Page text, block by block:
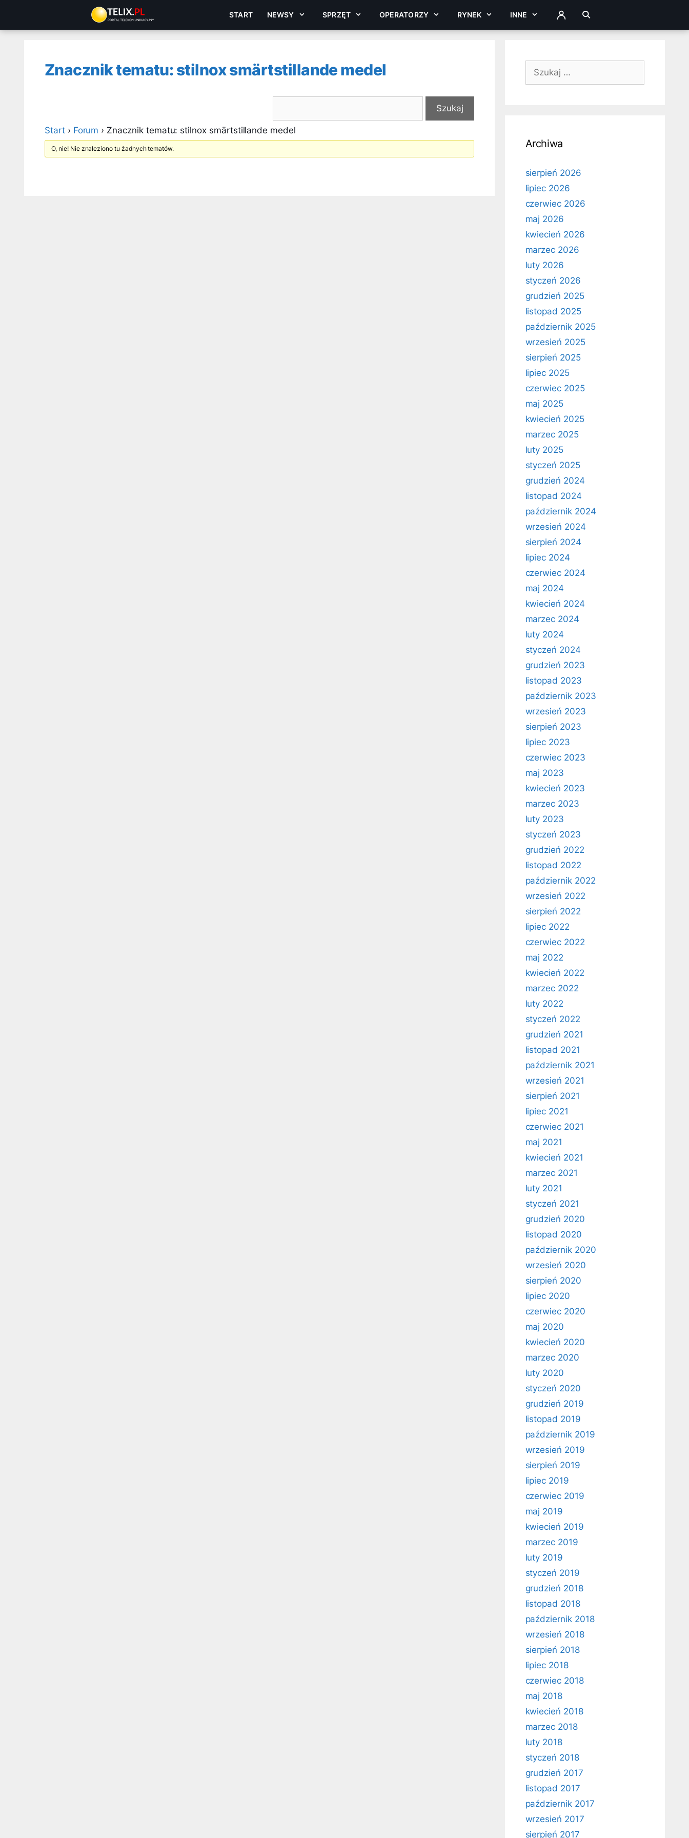
treści
START NEWSY SPRZĘT OPERATORZY RYNEK INNE ZALOGUJ
Znacznik tematu: stilnox smärtstillande medel
Start › Forum › Znacznik tematu: stilnox smärtstillande medel
O, nie! Nie znaleziono tu żadnych tematów.
Szukaj:
Archiwa
sierpień 2026
lipiec 2026
czerwiec 2026
maj 2026
kwiecień 2026
marzec 2026
luty 2026
styczeń 2026
grudzień 2025
listopad 2025
październik 2025
wrzesień 2025
sierpień 2025
lipiec 2025
czerwiec 2025
maj 2025
kwiecień 2025
marzec 2025
luty 2025
styczeń 2025
grudzień 2024
listopad 2024
październik 2024
wrzesień 2024
sierpień 2024
lipiec 2024
czerwiec 2024
maj 2024
kwiecień 2024
marzec 2024
luty 2024
styczeń 2024
grudzień 2023
listopad 2023
październik 2023
wrzesień 2023
sierpień 2023
lipiec 2023
czerwiec 2023
maj 2023
kwiecień 2023
marzec 2023
luty 2023
styczeń 2023
grudzień 2022
listopad 2022
październik 2022
wrzesień 2022
sierpień 2022
lipiec 2022
czerwiec 2022
maj 2022
kwiecień 2022
marzec 2022
luty 2022
styczeń 2022
grudzień 2021
listopad 2021
październik 2021
wrzesień 2021
sierpień 2021
lipiec 2021
czerwiec 2021
maj 2021
kwiecień 2021
marzec 2021
luty 2021
styczeń 2021
grudzień 2020
listopad 2020
październik 2020
wrzesień 2020
sierpień 2020
lipiec 2020
czerwiec 2020
maj 2020
kwiecień 2020
marzec 2020
luty 2020
styczeń 2020
grudzień 2019
listopad 2019
październik 2019
wrzesień 2019
sierpień 2019
lipiec 2019
czerwiec 2019
maj 2019
kwiecień 2019
marzec 2019
luty 2019
styczeń 2019
grudzień 2018
listopad 2018
październik 2018
wrzesień 2018
sierpień 2018
lipiec 2018
czerwiec 2018
maj 2018
kwiecień 2018
marzec 2018
luty 2018
styczeń 2018
grudzień 2017
listopad 2017
październik 2017
wrzesień 2017
sierpień 2017